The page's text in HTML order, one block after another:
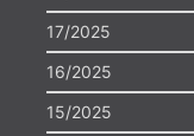
17/2025
16/2025
15/2025